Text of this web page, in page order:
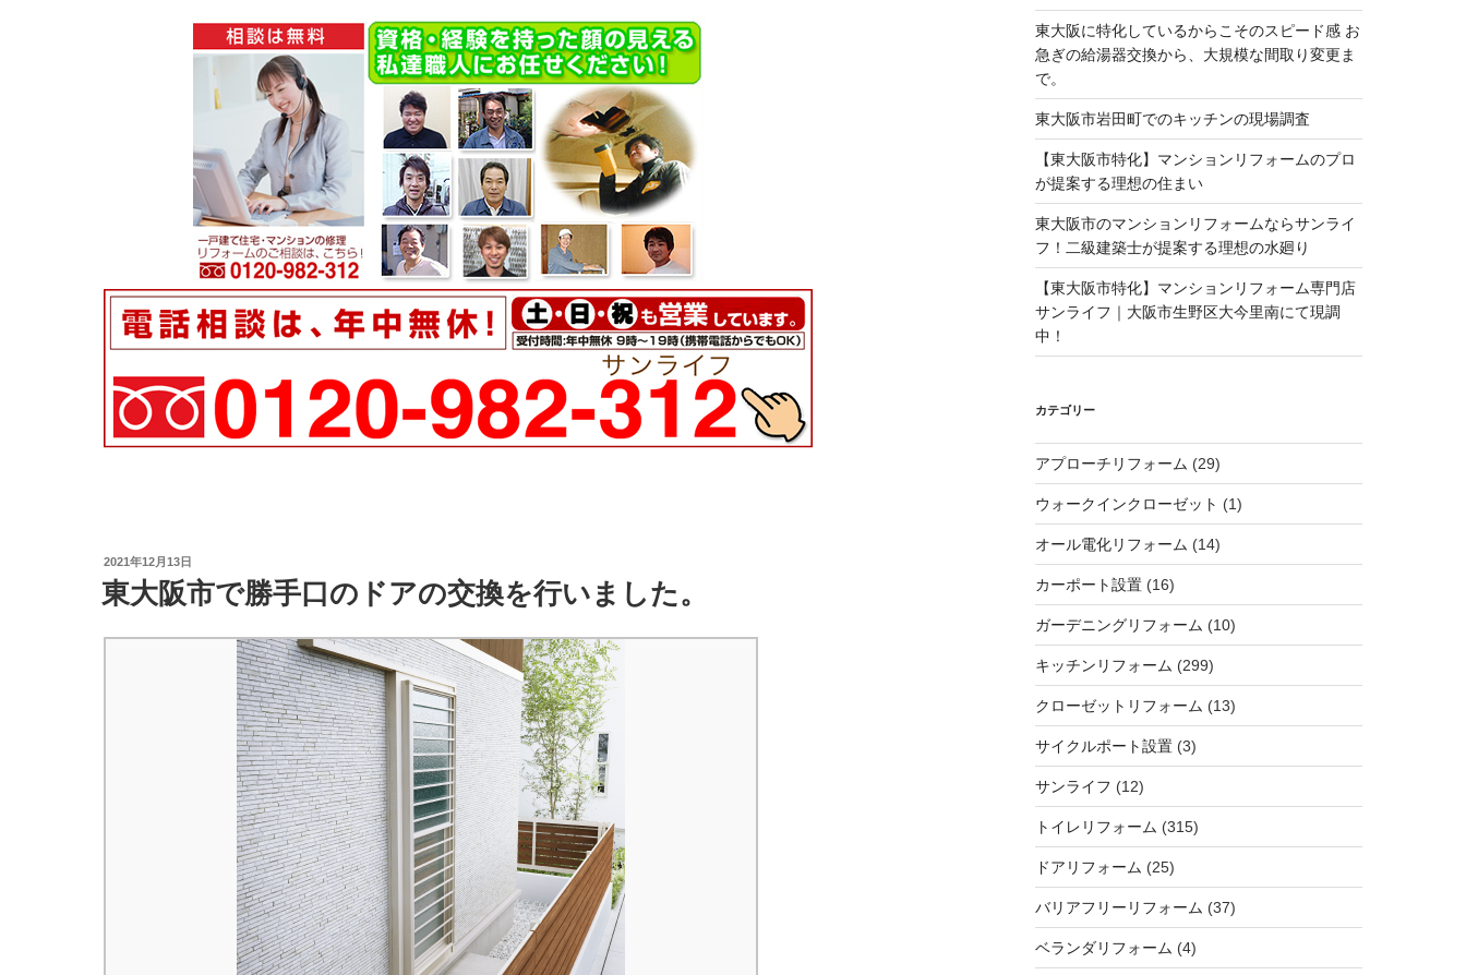
投
稿
日:
2021年12月13日
東大阪市で勝手口のドアの交換を行いました。
東大阪に特化しているからこそのスピード感 お
急ぎの給湯器交換から、大規模な間取り変更ま
で。
東大阪市岩田町でのキッチンの現場調査
【東大阪市特化】マンションリフォームのプロ
が提案する理想の住まい
東大阪市のマンションリフォームならサンライ
フ！二級建築士が提案する理想の水廻り
【東大阪市特化】マンションリフォーム専門店
サンライフ｜大阪市生野区大今里南にて現調
中！
カテゴリー
アプローチリフォーム (29)
ウォークインクローゼット (1)
オール電化リフォーム (14)
カーポート設置(16)
ガーデニングリフォーム (10)
キッチンリフォーム (299)
クローゼットリフォーム (13)
サイクルポート設置(3)
サンライフ (12)
トイレリフォーム (315)
ドアリフォーム (25)
バリアフリーリフォーム (37)
ベランダリフォーム (4)